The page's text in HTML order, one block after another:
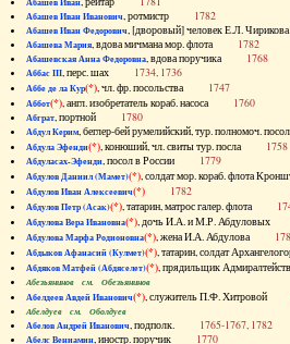
Абашев Иван Иванович, ротмистр 1782
Абашев Иван Федорович, [дворовый] человек Е.Л.
Абашева Мария, вдова мичмана мор. флота 1782
Абашевская Анна Федоровна, вдова поручика 1768
Аббас III, перс. шах 1734, 1736
Аббе де ла Кур(*), чл. фр. посольства 1747
Аббот(*), англ. изобретатель кораб. насоса 1760
Абграт, портной 1780
Абдул Керим, беглер-бей румелийский, тур. полномоч.
Абдула Эфенди(*), конюший, чл. свиты тур. посла 1758
Абдуласах-Эфенди, посол в России 1779
Абдулов Даниил (Мамет)(*), солдат мор. кораб. флота
Абдулов Иван Алексеевич(*) 1782
Абдулов Петр (Асак)(*), татарин, матрос галер. флота
Абдулова Вера Ивановна(*), дочь И.А. и М.Р. Абдуловых
Абдулова Марфа Родионовна(*), жена И.А. Абдулова
Абдыков Афанасий (Кулмет)(*), татарин, солдат
Абдяков Матфей (Абдяселет)(*), прядильщик
Абезьянинов см. Обезьянинов
Абелдеев Авдей Иванович(*), служитель П.Ф. Хитровой
Абелдуев см. Оболдуев
Абелов Андрей Иванович, подполк. 1765-1767, 1782
Абелс Вениамин, иностр. поручик 1770